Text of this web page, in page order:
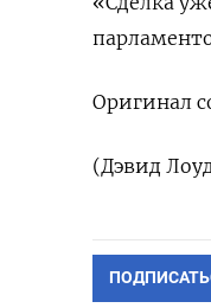
Оригинал
(Дэвид